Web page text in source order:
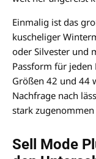
Einmalig ist das
kuscheliger
oder Silvester und
Passform für
Größen 42 und 44
Nachfrage nach
stark zugenommen
Sell Mode